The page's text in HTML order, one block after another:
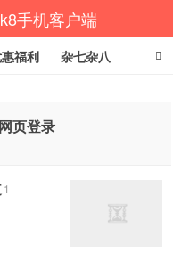
手机客户端
福利 杂七杂八
页登录
1